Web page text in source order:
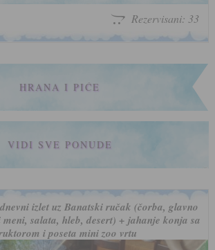
Rezervisani: 33
HRANA I PIĆE
VIDI SVE PONUDE
izlet uz Banatski ručak (čorba, glavno
salata, hleb, desert) + jahanje konja sa
i poseta mini zoo vrtu